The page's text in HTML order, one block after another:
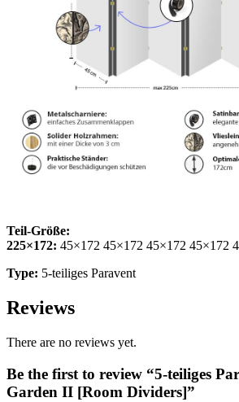
Teil-Größe:
225×172: 45×172 45×172 45×172 45×172
Type: 5-teiliges Paravent
Reviews
There are no reviews yet.
Be the first to review “5-teiliges
Garden II [Room Dividers]”